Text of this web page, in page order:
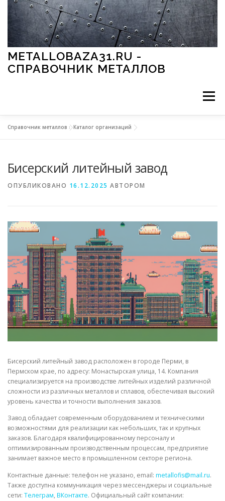
Перейти к содержимому
METALLOBAZA31.RU -
СПРАВОЧНИК МЕТАЛЛОВ
Меню
МЕТАЛЛЫ И ОКРУЖАЮЩАЯ СРЕДА
СВОЙСТВА МЕТАЛЛОВ СОРТА МЕТАЛЛОВ
СТАТЬИ
Справочник металлов »Каталог организаций
Бисерский литейный завод
ОПУБЛИКОВАНО 16.12.2025 АВТОРОМ
Бисерский литейный завод расположен в городе Перми, в
Пермском крае, по адресу: Монастырская улица, 14. Компания
специализируется на производстве литейных изделий различной
сложности из различных металлов и сплавов, обеспечивая высокий
уровень качества и точности выполнения заказов.
Завод обладает современным оборудованием и техническими
возможностями для реализации как небольших, так и крупных
заказов. Благодаря квалифицированному персоналу и
оптимизированным производственным процессам, предприятие
занимает важное место в промышленном секторе региона.
Контактные данные: телефон не указано, email: metallofis@mail.ru.
Также доступна коммуникация через мессенджеры и социальные
сети: Телеграм, ВКонтакте. Официальный сайт компании: